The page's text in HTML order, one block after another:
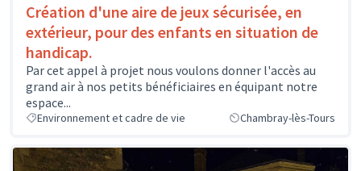
Création d'une aire de jeux sécurisée, en
extérieur, pour des enfants en situation de
handicap.
Par cet appel à projet nous voulons donner l'accès au
grand air à nos petits bénéficiaires en équipant notre
espace...
Environnement et cadre de vie Chambray-lès-Tours